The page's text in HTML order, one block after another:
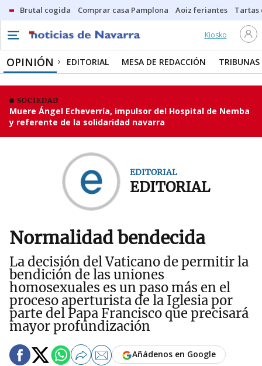
Brutal cogida Comprar casa Pamplona Aoiz feriantes Tartas
Kiosko
OPINIÓN EDITORIAL MESA DE REDACCIÓN TRIBUNAS
SOCIEDAD
Muere Ángel Echeverría, impulsor del Hospital de Nemba
y referente de la solidaridad navarra
EDITORIAL
EDITORIAL
Normalidad bendecida
La decisión del Vaticano de permitir la
bendición de las uniones
homosexuales es un paso más en el
proceso aperturista de la Iglesia por
parte del Papa Francisco que precisará
mayor profundización
Añádenos en Google